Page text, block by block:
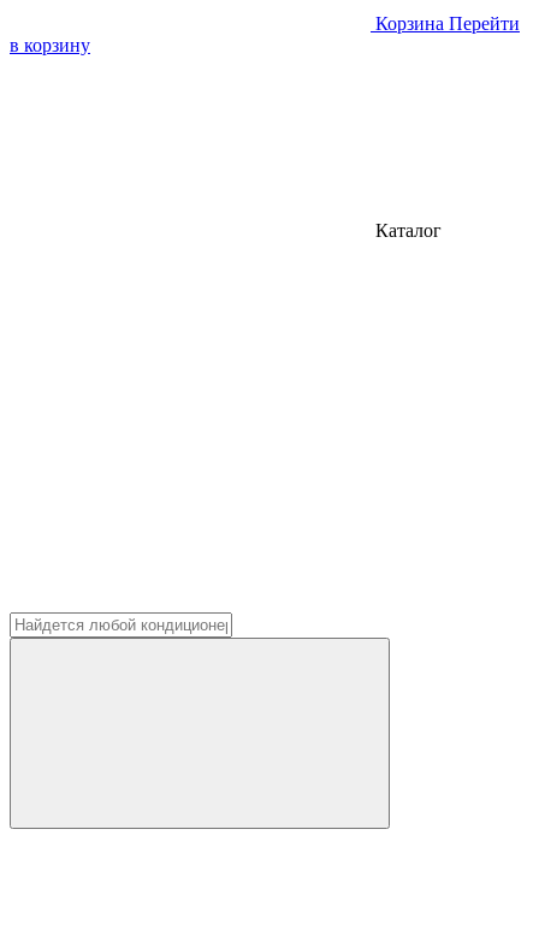
Корзина Перейти
в корзину
Каталог